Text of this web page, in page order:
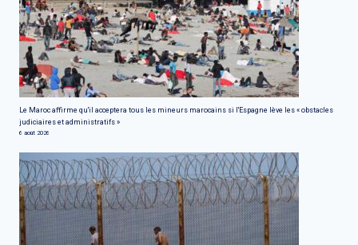
Le Maroc affirme qu'il acceptera tous les mineurs marocains si l'Espagne lève les « obstacles
judiciaires et administratifs »
6 août 2026